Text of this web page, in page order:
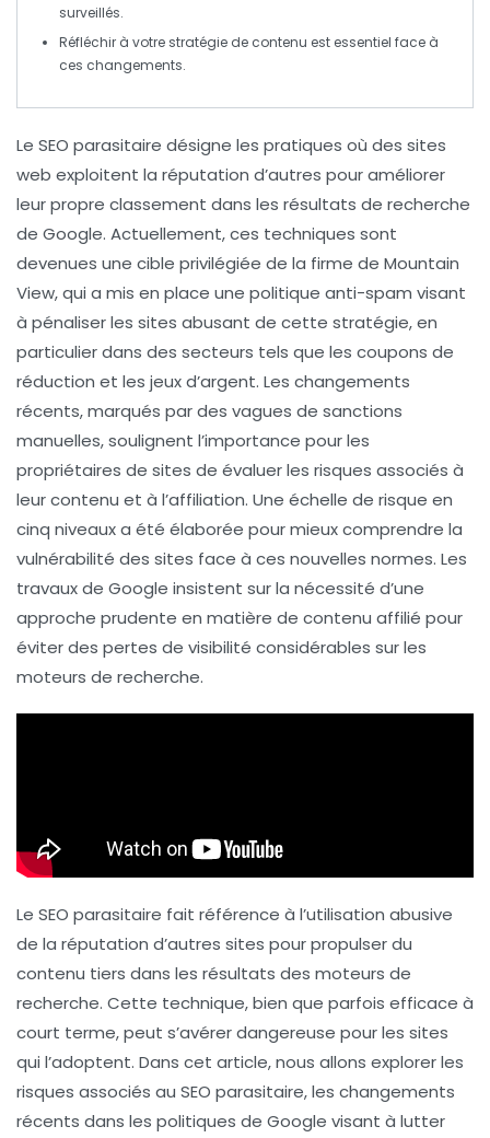
surveillés.
Réfléchir à votre stratégie de contenu est essentiel face à
ces changements.
Le SEO parasitaire désigne les pratiques où des sites
web exploitent la réputation d’autres pour améliorer
leur propre classement dans les résultats de recherche
de Google. Actuellement, ces techniques sont
devenues une cible privilégiée de la firme de Mountain
View, qui a mis en place une politique anti-spam visant
à pénaliser les sites abusant de cette stratégie, en
particulier dans des secteurs tels que les coupons de
réduction et les jeux d’argent. Les changements
récents, marqués par des vagues de sanctions
manuelles, soulignent l’importance pour les
propriétaires de sites de évaluer les risques associés à
leur contenu et à l’affiliation. Une échelle de risque en
cinq niveaux a été élaborée pour mieux comprendre la
vulnérabilité des sites face à ces nouvelles normes. Les
travaux de Google insistent sur la nécessité d’une
approche prudente en matière de contenu affilié pour
éviter des pertes de visibilité considérables sur les
moteurs de recherche.
Le SEO parasitaire fait référence à l’utilisation abusive
de la réputation d’autres sites pour propulser du
contenu tiers dans les résultats des moteurs de
recherche. Cette technique, bien que parfois efficace à
court terme, peut s’avérer dangereuse pour les sites
qui l’adoptent. Dans cet article, nous allons explorer les
risques associés au SEO parasitaire, les changements
récents dans les politiques de Google visant à lutter